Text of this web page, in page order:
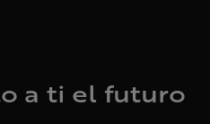
a ti el futuro